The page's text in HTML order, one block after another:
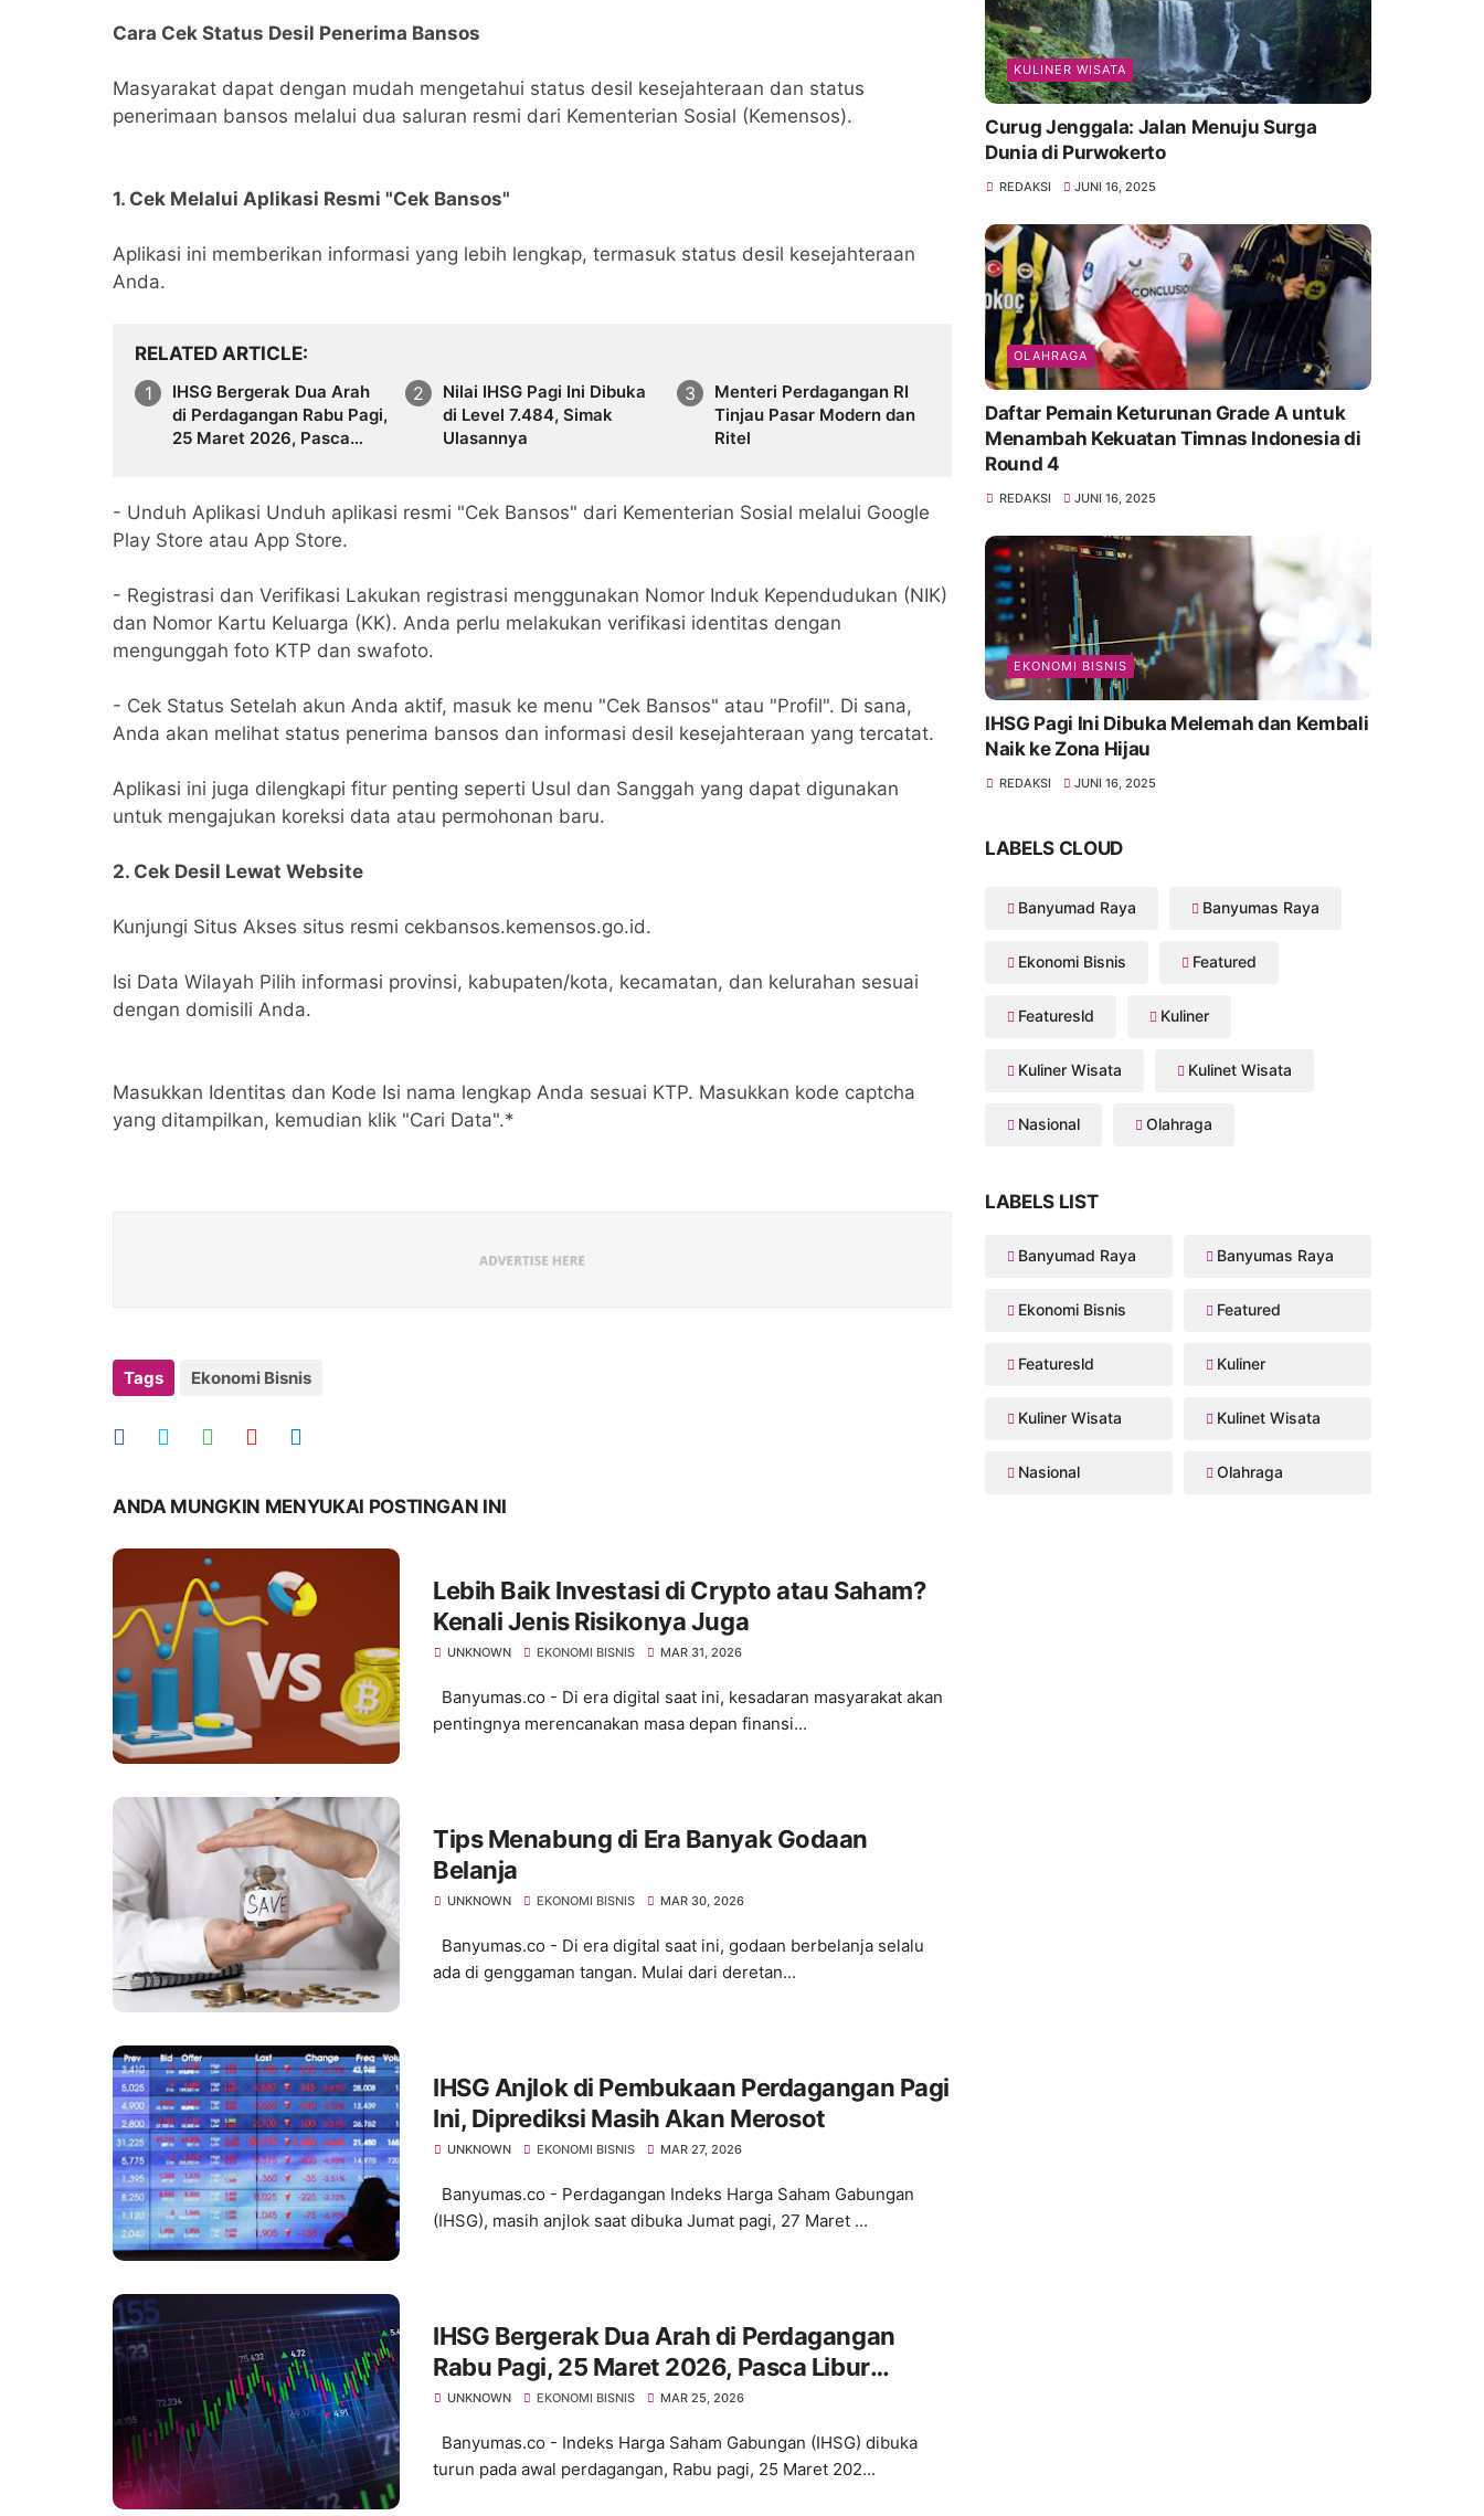
Cara Cek Status Desil Penerima Bansos
Masyarakat dapat dengan mudah mengetahui status desil kesejahteraan dan status
penerimaan bansos melalui dua saluran resmi dari Kementerian Sosial (Kemensos).
1. Cek Melalui Aplikasi Resmi "Cek Bansos"
Aplikasi ini memberikan informasi yang lebih lengkap, termasuk status desil kesejahteraan
Anda.
RELATED ARTICLE
IHSG Bergerak Dua Arah
di Perdagangan Rabu Pagi,
25 Maret 2026, Pasca
Nilai IHSG Pagi Ini Dibuka
di Level 7.484, Simak
Ulasannya
Menteri Perdagangan RI
Tinjau Pasar Modern dan
Ritel
- Unduh Aplikasi Unduh aplikasi resmi "Cek Bansos" dari Kementerian Sosial melalui Google
Play Store atau App Store.
- Registrasi dan Verifikasi Lakukan registrasi menggunakan Nomor Induk Kependudukan (NIK)
dan Nomor Kartu Keluarga (KK). Anda perlu melakukan verifikasi identitas dengan
mengunggah foto KTP dan swafoto.
- Cek Status Setelah akun Anda aktif, masuk ke menu "Cek Bansos" atau "Profil". Di sana,
Anda akan melihat status penerima bansos dan informasi desil kesejahteraan yang tercatat.
Aplikasi ini juga dilengkapi fitur penting seperti Usul dan Sanggah yang dapat digunakan
untuk mengajukan koreksi data atau permohonan baru.
2. Cek Desil Lewat Website
Kunjungi Situs Akses situs resmi cekbansos.kemensos.go.id.
Isi Data Wilayah Pilih informasi provinsi, kabupaten/kota, kecamatan, dan kelurahan sesuai
dengan domisili Anda.
Masukkan Identitas dan Kode Isi nama lengkap Anda sesuai KTP. Masukkan kode captcha
yang ditampilkan, kemudian klik "Cari Data".*
Tags Ekonomi Bisnis
ANDA MUNGKIN MENYUKAI POSTINGAN INI
Lebih Baik Investasi di Crypto atau Saham?
Kenali Jenis Risikonya Juga
UNKNOWN EKONOMI BISNIS MAR 31, 2026
Banyumas.co - ​Di era digital saat ini, kesadaran masyarakat akan
pentingnya merencanakan masa depan finansi...
Tips Menabung di Era Banyak Godaan
Belanja
UNKNOWN EKONOMI BISNIS MAR 30, 2026
Banyumas.co - ​Di era digital saat ini, godaan berbelanja selalu
ada di genggaman tangan. Mulai dari deretan...
IHSG Anjlok di Pembukaan Perdagangan Pagi
Ini, Diprediksi Masih Akan Merosot
UNKNOWN EKONOMI BISNIS MAR 27, 2026
Banyumas.co - Perdagangan Indeks Harga Saham Gabungan
(IHSG), masih anjlok saat dibuka Jumat pagi, 27 Maret ...
IHSG Bergerak Dua Arah di Perdagangan
Rabu Pagi, 25 Maret 2026, Pasca Libur
Panjang
UNKNOWN EKONOMI BISNIS MAR 25, 2026
Banyumas.co - Indeks Harga Saham Gabungan (IHSG) dibuka
turun pada awal perdagangan, Rabu pagi, 25 Maret 202...
KULINER WISATA
Curug Jenggala: Jalan Menuju Surga
Dunia di Purwokerto
REDAKSI JUNI 16, 2025
OLAHRAGA
Daftar Pemain Keturunan Grade A untuk
Menambah Kekuatan Timnas Indonesia di
Round 4
REDAKSI JUNI 16, 2025
EKONOMI BISNIS
IHSG Pagi Ini Dibuka Melemah dan Kembali
Naik ke Zona Hijau
REDAKSI JUNI 16, 2025
LABELS CLOUD
Banyumad Raya Banyumas Raya
Ekonomi Bisnis Featured
Featuresld Kuliner
Kuliner Wisata Kulinet Wisata
Nasional Olahraga
LABELS LIST
Banyumad Raya Banyumas Raya
Ekonomi Bisnis Featured
Featuresld Kuliner
Kuliner Wisata Kulinet Wisata
Nasional Olahraga